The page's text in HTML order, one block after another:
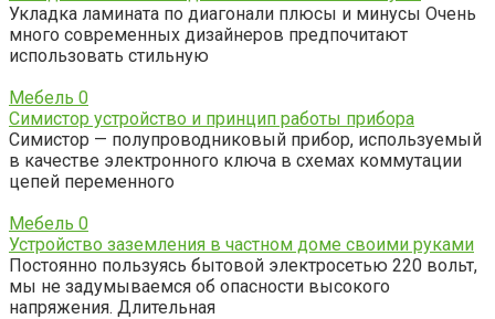
Укладка ламината по диагонали плюсы и минусы Очень
много современных дизайнеров предпочитают
использовать стильную
Мебель 0
Симистор устройство и принцип работы прибора
Симистор — полупроводниковый прибор, используемый
в качестве электронного ключа в схемах коммутации
цепей переменного
Мебель 0
Устройство заземления в частном доме своими руками
Постоянно пользуясь бытовой электросетью 220 вольт,
мы не задумываемся об опасности высокого
напряжения. Длительная